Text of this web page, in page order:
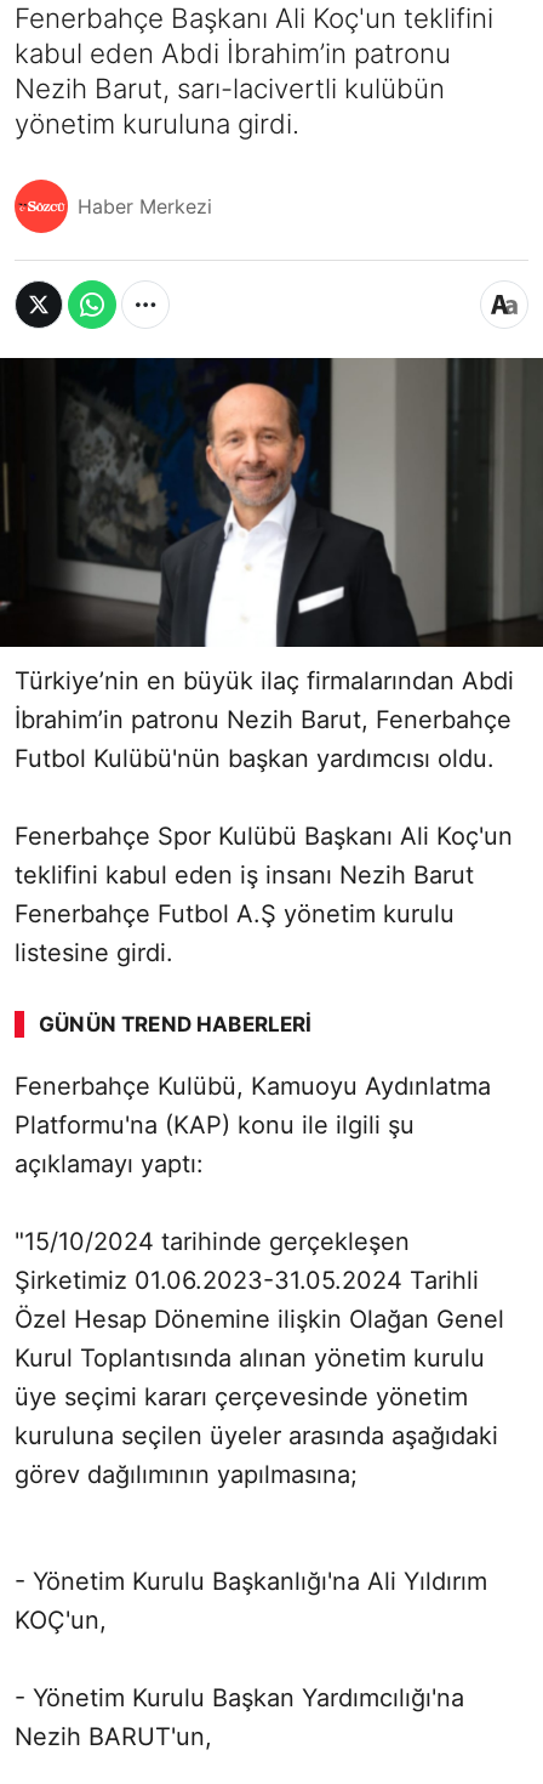
Fenerbahçe Başkanı Ali Koç'un teklifini
kabul eden Abdi İbrahim’in patronu
Nezih Barut, sarı-lacivertli kulübün
yönetim kuruluna girdi.
Haber Merkezi
Türkiye’nin en büyük ilaç firmalarından Abdi
İbrahim’in patronu Nezih Barut, Fenerbahçe
Futbol Kulübü'nün başkan yardımcısı oldu.
Fenerbahçe Spor Kulübü Başkanı Ali Koç'un
teklifini kabul eden iş insanı Nezih Barut
Fenerbahçe Futbol A.Ş yönetim kurulu
listesine girdi.
GÜNÜN TREND HABERLERI
00:02 / 09:15
Sesi Aç
Fenerbahçe Kulübü, Kamuoyu Aydınlatma
Platformu'na (KAP) konu ile ilgili şu
açıklamayı yaptı:
"15/10/2024 tarihinde gerçekleşen
Şirketimiz 01.06.2023-31.05.2024 Tarihli
Özel Hesap Dönemine ilişkin Olağan Genel
Kurul Toplantısında alınan yönetim kurulu
üye seçimi kararı çerçevesinde yönetim
kuruluna seçilen üyeler arasında aşağıdaki
görev dağılımının yapılmasına;
- Yönetim Kurulu Başkanlığı'na Ali Yıldırım
KOÇ'un,
- Yönetim Kurulu Başkan Yardımcılığı'na
Nezih BARUT'un,